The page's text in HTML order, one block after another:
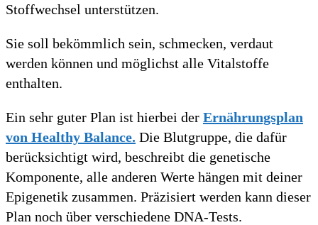
Stoffwechsel unterstützen.
Sie soll bekömmlich sein, schmecken, verdaut
werden können und möglichst alle Vitalstoffe
enthalten.
Ein sehr guter Plan ist hierbei der Ernährungsplan
von Healthy Balance. Die Blutgruppe, die dafür
berücksichtigt wird, beschreibt die genetische
Komponente, alle anderen Werte hängen mit deiner
Epigenetik zusammen. Präzisiert werden kann dieser
Plan noch über verschiedene DNA-Tests.